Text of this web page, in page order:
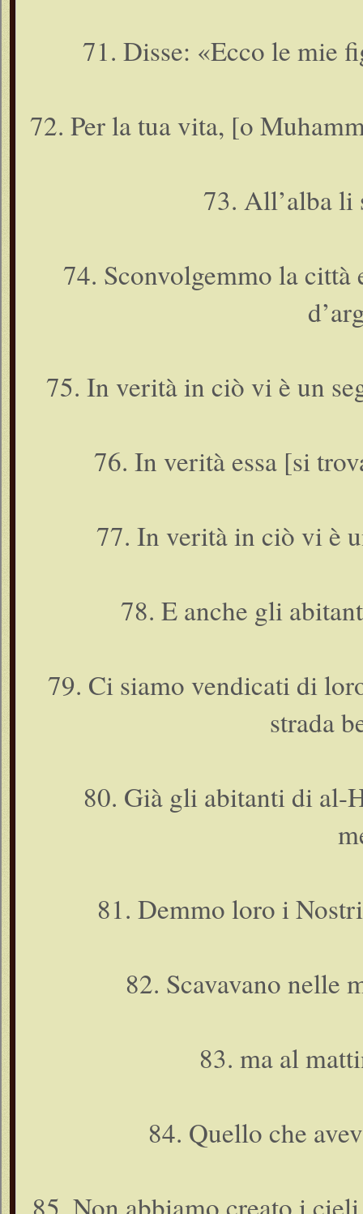
71. Disse: «Ecco le mie
72. Per la tua vita, [o
73. All’alba
74. Sconvolgemmo la città
75. In verità in ciò vi è un
76. In verità essa [si
77. In verità in ciò vi è
78. E anche gli
79. Ci siamo vendicati di
strada
80. Già gli abitanti di al-
81. Demmo loro i
82. Scavavano nelle
83. ma al
84. Quello che
85. Non abbiamo creato i